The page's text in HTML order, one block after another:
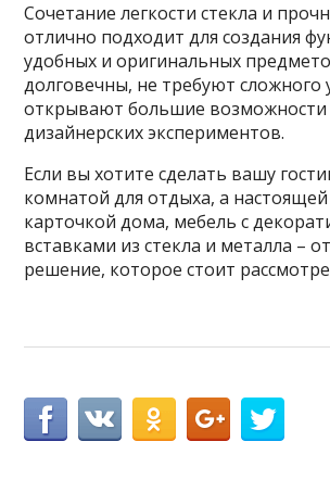
Сочетание легкости стекла и
отлично подходит для создания
удобных и оригинальных
долговечны, не требуют сложного
открывают большие возможности
дизайнерских экспериментов.
Если вы хотите сделать вашу
комнатой для отдыха, а
карточкой дома, мебель с
вставками из стекла и металла –
решение, которое стоит